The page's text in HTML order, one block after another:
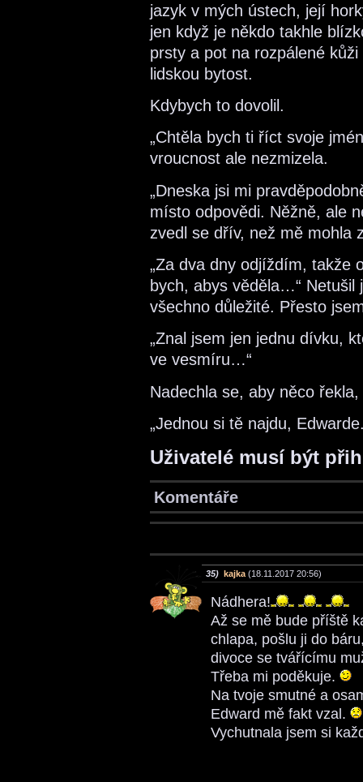
jazyk v mých ústech, její
jen když je někdo takhle
prsty a pot na rozpálené
lidskou bytost.
Kdybych to dovolil.
„Chtěla bych ti říct svoje
vroucnost ale nezmizela.
„Dneska jsi mi
místo odpovědi. Něžně, ale
zvedl se dřív, než mě mohla
„Za dva dny odjíždím, takže
bych, abys věděla…“
všechno důležité. Přesto
„Znal jsem jen jednu dívku,
ve vesmíru…“
Nadechla se, aby něco
„Jednou si tě najdu,
Uživatelé musí být
Komentáře
35) kajka (18.11.2017 20:56)
Nádhera!
Až se mě bude příště
chlapa, pošlu ji do
divoce se tvářícímu
Třeba mi poděkuje.
Na tvoje smutné a
Edward mě fakt vzal.
Vychutnala jsem si